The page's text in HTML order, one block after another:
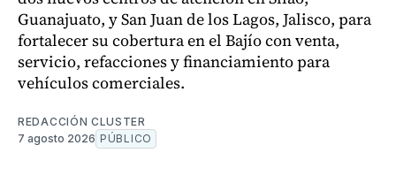
Guanajuato, y San Juan de los Lagos, Jalisco, para
fortalecer su cobertura en el Bajío con venta,
servicio, refacciones y financiamiento para
vehículos comerciales.
REDACCIÓN CLUSTER
7 agosto 2026 PÚBLICO